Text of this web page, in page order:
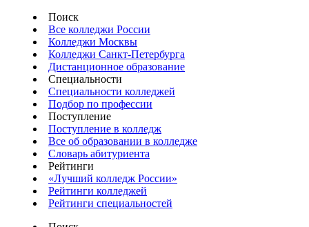
Поиск
Все колледжи России
Колледжи Москвы
Колледжи Санкт-Петербурга
Дистанционное образование
Специальности
Специальности колледжей
Подбор по профессии
Поступление
Поступление в колледж
Все об образовании в колледже
Словарь абитуриента
Рейтинги
«Лучший колледж России»
Рейтинги колледжей
Рейтинги специальностей